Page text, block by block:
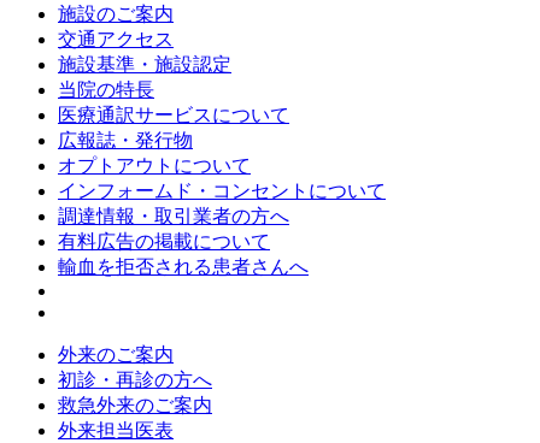
施設のご案内
交通アクセス
施設基準・施設認定
当院の特長
医療通訳サービスについて
広報誌・発行物
オプトアウトについて
インフォームド・コンセントについて
調達情報・取引業者の方へ
有料広告の掲載について
輸血を拒否される患者さんへ
外来のご案内
初診・再診の方へ
救急外来のご案内
外来担当医表